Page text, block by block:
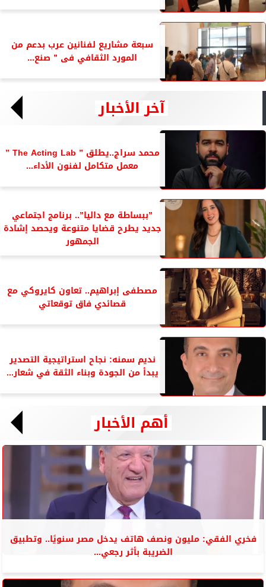
سبعة مشاريع لفنانين عرب بدعم من
المورد الثقافي فى ” صنع...
آخر الأخبار
محمد سراج..يطلق ” The Acting Lab ”
معمل متكامل لفنون الأداء...
”ببساطة مع داليا”.. برنامج اجتماعي
جديد يطرح قضايا متنوعة ويحصد إشادة
الجمهور
مصطفى إبراهيم.. تعاون كايروكي مع
قصائدي فاق توقعاتي
نديم سمنه: نجاح استراتيجية التصدير
يبدأ من الجودة وبناء الثقة في شعار...
أهم الأخبار
فخري الفقي: مليون ونصف هاتف يدخل مصر سنويًا.. وتطبيق
الضريبة بأثر رجعي...